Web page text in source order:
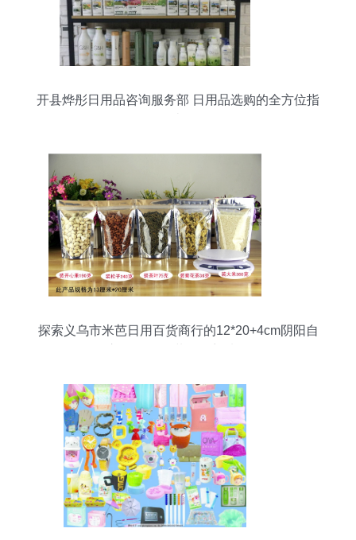
开县烨彤日用品咨询服务部 日用品选购的全方位指
探索义乌市米芭日用百货商行的12*20+4cm阴阳自